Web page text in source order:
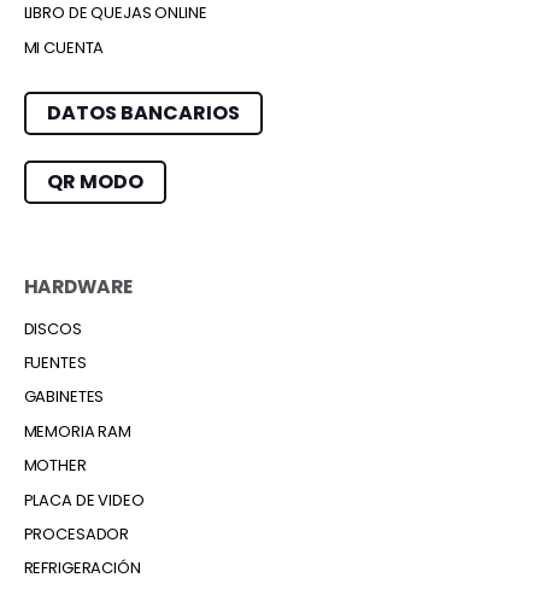
LIBRO DE QUEJAS ONLINE
MI CUENTA
DATOS BANCARIOS
QR MODO
HARDWARE
DISCOS
FUENTES
GABINETES
MEMORIA RAM
MOTHER
PLACA DE VIDEO
PROCESADOR
REFRIGERACIÓN